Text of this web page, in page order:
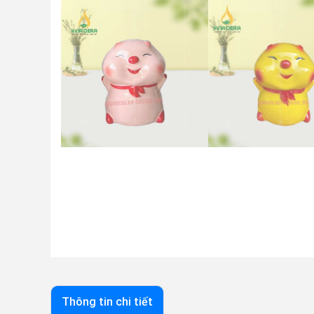
Thông tin chi tiết